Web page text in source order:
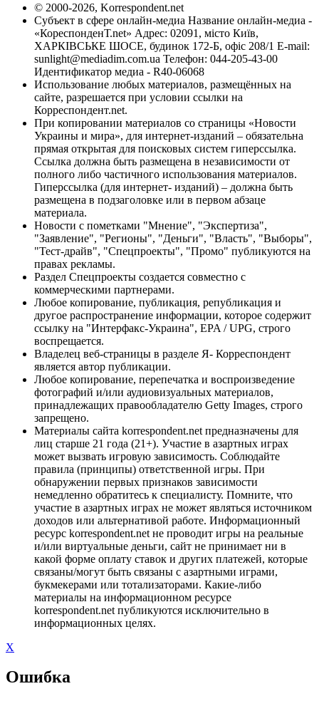
© 2000-2026, Korrespondent.net
Субъект в сфере онлайн-медиа Название онлайн-медиа -
«КореспонденТ.net» Адрес: 02091, місто Київ,
ХАРКІВСЬКЕ ШОСЕ, будинок 172-Б, офіс 208/1 E-mail:
sunlight@mediadim.com.ua Телефон: 044-205-43-00
Идентификатор медиа - R40-06068
Использование любых материалов, размещённых на
сайте, разрешается при условии ссылки на
Корреспондент.net.
При копировании материалов со страницы «Новости
Украины и мира», для интернет-изданий – обязательна
прямая открытая для поисковых систем гиперссылка.
Ссылка должна быть размещена в независимости от
полного либо частичного использования материалов.
Гиперссылка (для интернет- изданий) – должна быть
размещена в подзаголовке или в первом абзаце
материала.
Новости с пометками "Мнение", "Экспертиза",
"Заявление", "Регионы", "Деньги", "Власть", "Выборы",
"Тест-драйв", "Спецпроекты", "Промо" публикуются на
правах рекламы.
Раздел Спецпроекты создается совместно с
коммерческими партнерами.
Любое копирование, публикация, републикация и
другое распространение информации, которое содержит
ссылку на "Интерфакс-Украина", EPA / UPG, строго
воспрещается.
Владелец веб-страницы в разделе Я- Корреспондент
является автор публикации.
Любое копирование, перепечатка и воспроизведение
фотографий и/или аудиовизуальных материалов,
принадлежащих правообладателю Getty Images, строго
запрещено.
Материалы сайта korrespondent.net предназначены для
лиц старше 21 года (21+). Участие в азартных играх
может вызвать игровую зависимость. Соблюдайте
правила (принципы) ответственной игры. При
обнаружении первых признаков зависимости
немедленно обратитесь к специалисту. Помните, что
участие в азартных играх не может являться источником
доходов или альтернативой работе. Информационный
ресурс korrespondent.net не проводит игры на реальные
и/или виртуальные деньги, сайт не принимает ни в
какой форме оплату ставок и других платежей, которые
связаны/могут быть связаны с азартными играми,
букмекерами или тотализаторами. Какие-либо
материалы на информационном ресурсе
korrespondent.net публикуются исключительно в
информационных целях.
X
Ошибка